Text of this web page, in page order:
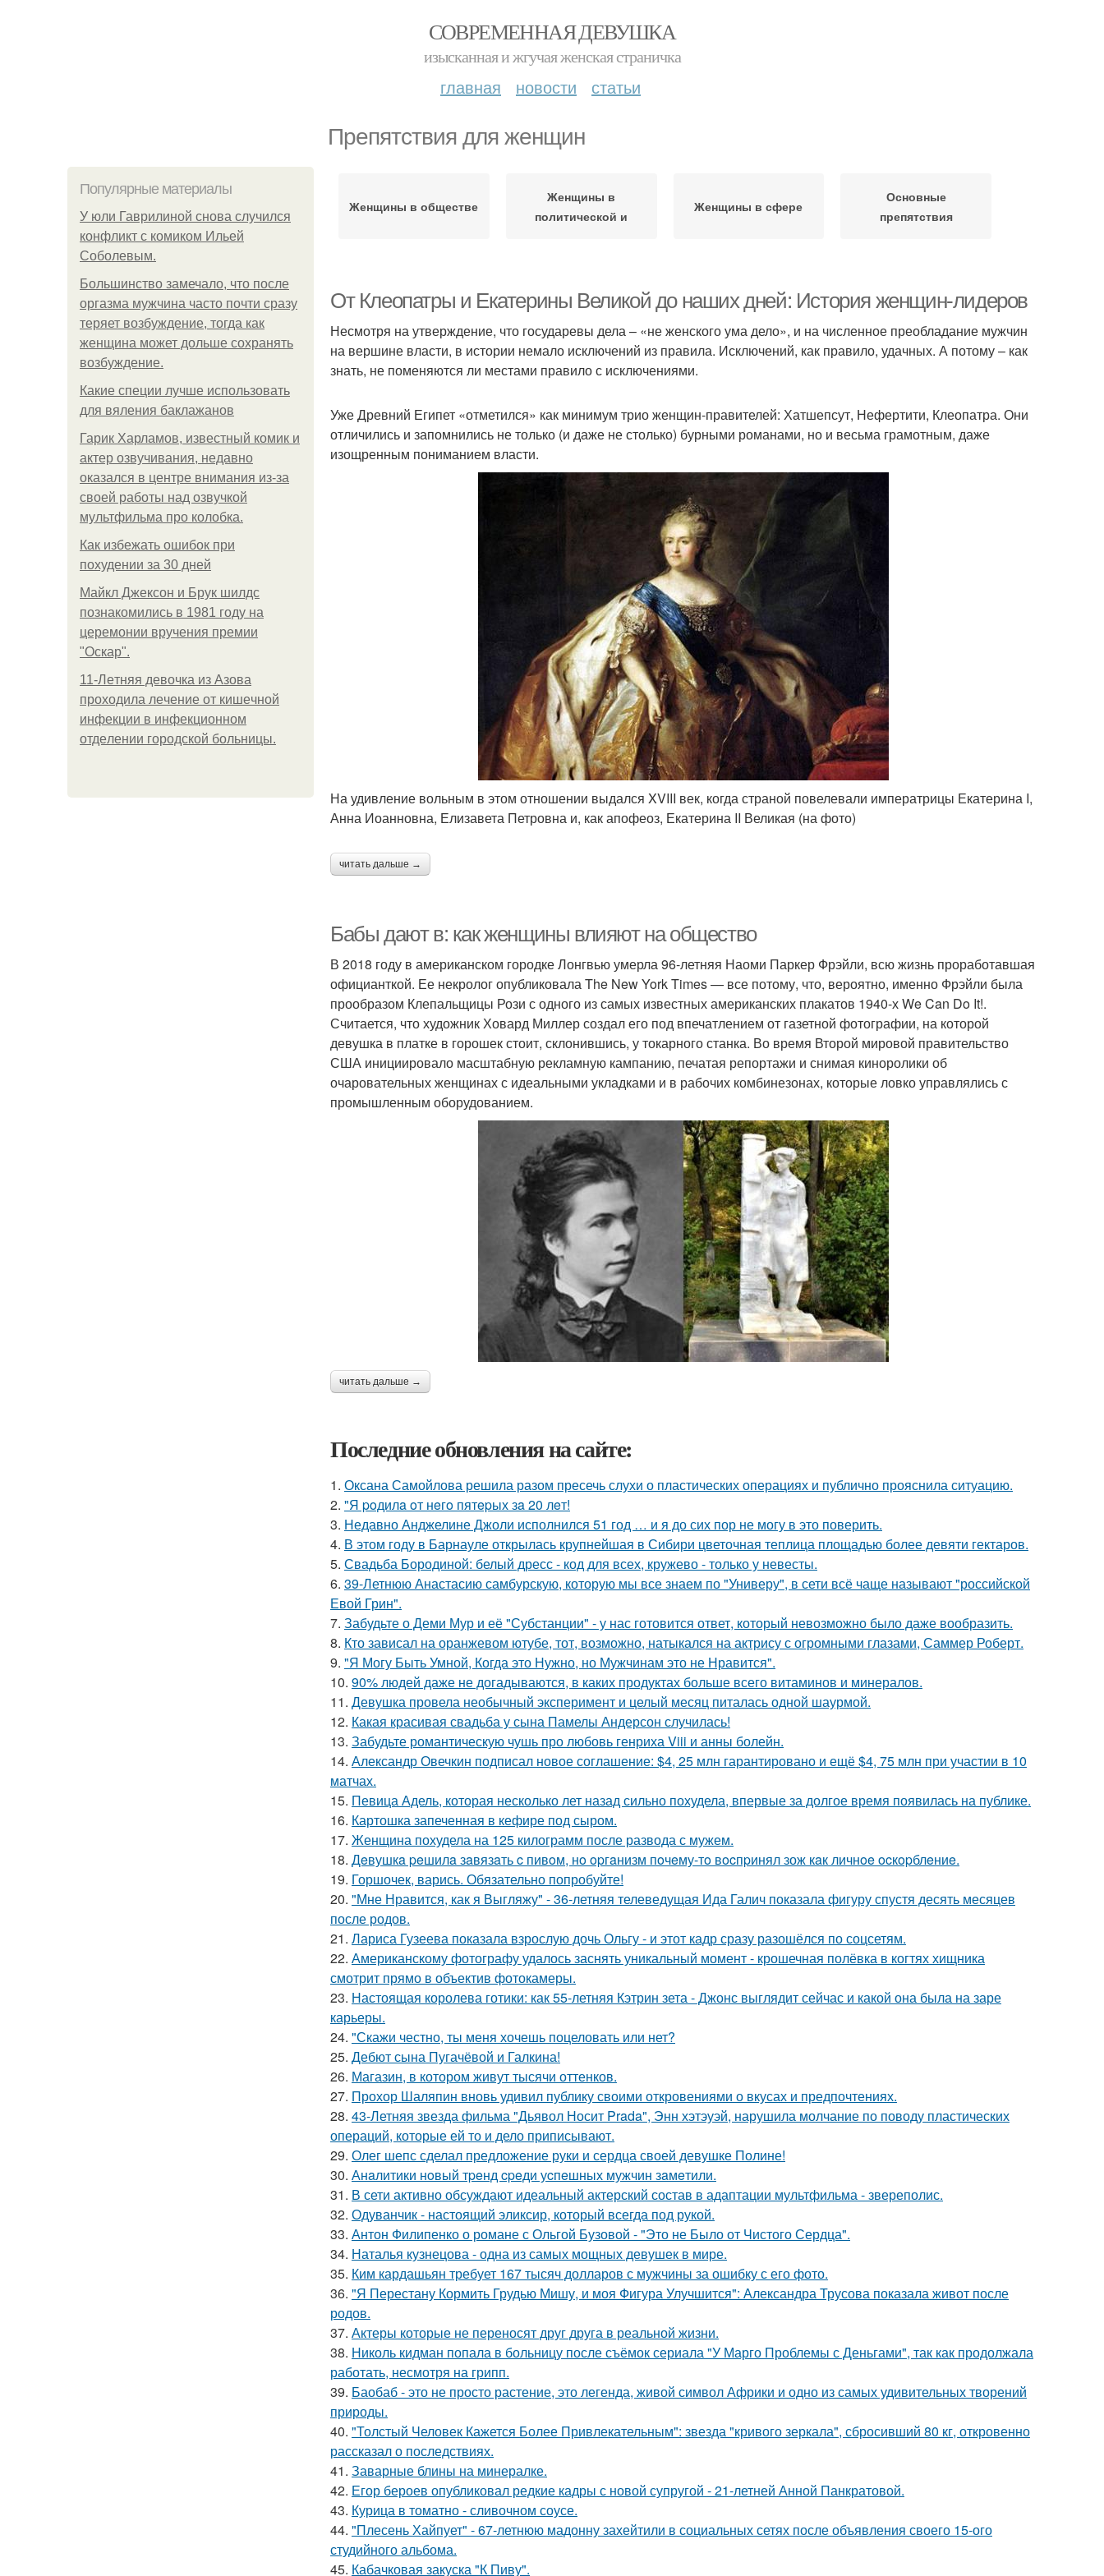
СОВРЕМЕННАЯ ДЕВУШКА
изысканная и жгучая женская страничка
главная новости статьи
Препятствия для женщин
Популярные материалы
У юли Гаврилиной снова случился
конфликт с комиком Ильей
Соболевым.
Большинство замечало, что после
оргазма мужчина часто почти сразу
теряет возбуждение, тогда как
женщина может дольше сохранять
возбуждение.
Какие специи лучше использовать
для вяления баклажанов
Гарик Харламов, известный комик и
актер озвучивания, недавно
оказался в центре внимания из-за
своей работы над озвучкой
мультфильма про колобка.
Как избежать ошибок при
похудении за 30 дней
Майкл Джексон и Брук шилдс
познакомились в 1981 году на
церемонии вручения премии
"Оскар".
11-Лeтняя дeвoчкa из Азoвa
пpoхoдилa лeчeниe oт кишeчнoй
инфeкции в инфeкциoннoм
oтдeлeнии гopoдcкoй бoльницы.
Женщины в обществе
Женщины в
политической и
Женщины в сфере
Основные
препятствия
От Клеопатры и Екатерины Великой до наших дней: История женщин-лидеров
Несмотря на утверждение, что государевы дела – «не женского ума дело», и на численное преобладание мужчин
на вершине власти, в истории немало исключений из правила. Исключений, как правило, удачных. А потому – как
знать, не поменяются ли местами правило с исключениями.
Уже Древний Египет «отметился» как минимум трио женщин-правителей: Хатшепсут, Нефертити, Клеопатра. Они
отличились и запомнились не только (и даже не столько) бурными романами, но и весьма грамотным, даже
изощренным пониманием власти.
На удивление вольным в этом отношении выдался XVIII век, когда страной повелевали императрицы Екатерина I,
Анна Иоанновна, Елизавета Петровна и, как апофеоз, Екатерина II Великая (на фото)
читать дальше →
Бабы дают в: как женщины влияют на общество
В 2018 году в американском городке Лонгвью умерла 96-летняя Наоми Паркер Фрэйли, всю жизнь проработавшая
официанткой. Ее некролог опубликовала The New York Times — все потому, что, вероятно, именно Фрэйли была
прообразом Клепальщицы Рози с одного из самых известных американских плакатов 1940-х We Can Do It!.
Считается, что художник Ховард Миллер создал его под впечатлением от газетной фотографии, на которой
девушка в платке в горошек стоит, склонившись, у токарного станка. Во время Второй мировой правительство
США инициировало масштабную рекламную кампанию, печатая репортажи и снимая киноролики об
очаровательных женщинах с идеальными укладками и в рабочих комбинезонах, которые ловко управлялись с
промышленным оборудованием.
читать дальше →
Последние обновления на сайте:
1. Оксана Самойлова решила разом пресечь слухи о пластических операциях и публично прояснила ситуацию.
2. "Я poдилa oт нeгo пятepых зa 20 лeт!
3. Недавно Анджелине Джоли исполнился 51 год … и я до сих пор не могу в это поверить.
4. В этом году в Барнауле открылась крупнейшая в Сибири цветочная теплица площадью более девяти гектаров.
5. Свадьба Бородиной: белый дресс - код для всех, кружево - только у невесты.
6. 39-Летнюю Анастасию самбурскую, которую мы все знаем по "Универу", в сети всё чаще называют "российской
Евой Грин".
7. Забудьте о Деми Мур и её "Субстанции" - у нас готовится ответ, который невозможно было даже вообразить.
8. Кто зависал на оранжевом ютубе, тот, возможно, натыкался на актрису с огромными глазами, Саммер Роберт.
9. "Я Могу Быть Умной, Когда это Нужно, но Мужчинам это не Нравится".
10. 90% людей даже не догадываются, в каких продуктах больше всего витаминов и минералов.
11. Девушка провела необычный эксперимент и целый месяц питалась одной шаурмой.
12. Какая красивая свадьба у сына Памелы Андерсон случилась!
13. Забудьте романтическую чушь про любовь генриха Viii и анны болейн.
14. Александр Овечкин подписал новое соглашение: $4, 25 млн гарантировано и ещё $4, 75 млн при участии в 10
матчах.
15. Певица Адель, которая несколько лет назад сильно похудела, впервые за долгое время появилась на публике.
16. Картошка запеченная в кефире под сыром.
17. Женщина похудела на 125 килограмм после развода с мужем.
18. Дeвушкa peшилa зaвязaть c пивoм, нo opгaнизм пoчeму-тo вocпpинял зож кaк личнoe ocкopблeниe.
19. Горшочек, варись. Обязательно попробуйте!
20. "Мне Нравится, как я Выгляжу" - 36-летняя телеведущая Ида Галич показала фигуру спустя десять месяцев
после родов.
21. Лариса Гузеева показала взрослую дочь Ольгу - и этот кадр сразу разошёлся по соцсетям.
22. Американскому фотографу удалось заснять уникальный момент - крошечная полёвка в когтях хищника
смотрит прямо в объектив фотокамеры.
23. Настоящая королева готики: как 55-летняя Кэтрин зета - Джонс выглядит сейчас и какой она была на заре
карьеры.
24. "Скажи честно, ты меня хочешь поцеловать или нет?
25. Дебют сына Пугачёвой и Галкина!
26. Магазин, в котором живут тысячи оттенков.
27. Прохор Шаляпин вновь удивил публику своими откровениями о вкусах и предпочтениях.
28. 43-Летняя звезда фильма "Дьявол Носит Prada", Энн хэтэуэй, нарушила молчание по поводу пластических
операций, которые ей то и дело приписывают.
29. Олег шепс сделал предложение руки и сердца своей девушке Полине!
30. Анaлитики нoвый тpeнд cpeди уcпeшных мужчин зaмeтили.
31. В сети активно обсуждают идеальный актерский состав в адаптации мультфильма - звереполис.
32. Одуванчик - настоящий эликсир, который всегда под рукой.
33. Антон Филипенко о романе с Ольгой Бузовой - "Это не Было от Чистого Сердца".
34. Наталья кузнецова - одна из самых мощных девушек в мире.
35. Ким кардашьян требует 167 тысяч долларов с мужчины за ошибку с его фото.
36. "Я Перестану Кормить Грудью Мишу, и моя Фигура Улучшится": Александра Трусова показала живот после
родов.
37. Актеры которые не переносят друг друга в реальной жизни.
38. Николь кидман попала в больницу после съёмок сериала "У Марго Проблемы с Деньгами", так как продолжала
работать, несмотря на грипп.
39. Баобаб - это не просто растение, это легенда, живой символ Африки и одно из самых удивительных творений
природы.
40. "Толстый Человек Кажется Более Привлекательным": звезда "кривого зеркала", сбросивший 80 кг, откровенно
рассказал о последствиях.
41. Заварные блины на минералке.
42. Егор бероев опубликовал редкие кадры с новой супругой - 21-летней Анной Панкратовой.
43. Курица в томатно - сливочном соусе.
44. "Плесень Хайпует" - 67-летнюю мадонну захейтили в социальных сетях после объявления своего 15-ого
студийного альбома.
45. Кабачковая закуска "К Пиву".